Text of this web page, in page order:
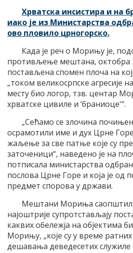
Хрватска инсистира и на
иако је из Министарства
ово пловило црногорско.
Када је реч о Морињу је,
противљење мештана, октобра
постављена спомен плоча на
„током великосрпске агресије
месту био логор, тзв. центар
хрватске цивиле и ‘браниоце'“.
„Сећамо се злочина
осрамотили име и дух Црне
жаљење за све патње које су
заточеници“, наведено је на
потписала министарства
послова Црне Горе и која је од
предмет спорова у држави.
Мештани Мориња
најоштрије супротстављају
каквих обележја на објектима
Морињу, „које су у време ратних
дешавања деведесетих служиле